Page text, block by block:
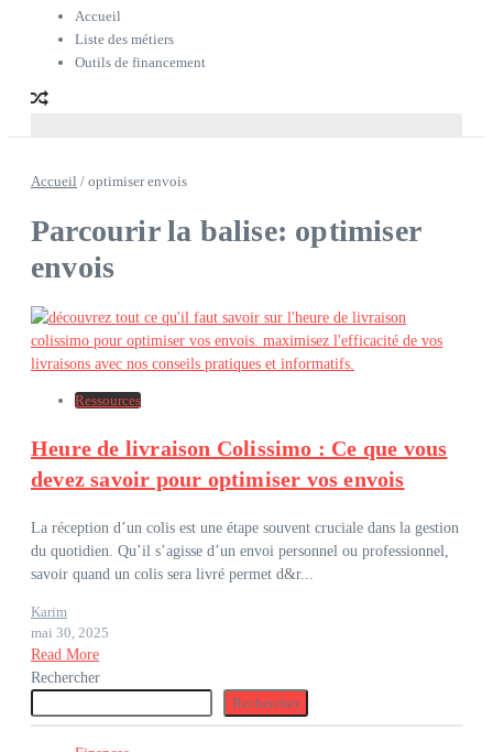
Accueil
Liste des métiers
Outils de financement
Accueil / optimiser envois
Parcourir la balise: optimiser
envois
Ressources
Heure de livraison Colissimo : Ce que vous
devez savoir pour optimiser vos envois
La réception d’un colis est une étape souvent cruciale dans la gestion
du quotidien. Qu’il s’agisse d’un envoi personnel ou professionnel,
savoir quand un colis sera livré permet d&r...
Karim
mai 30, 2025
Read More
Rechercher
Rechercher